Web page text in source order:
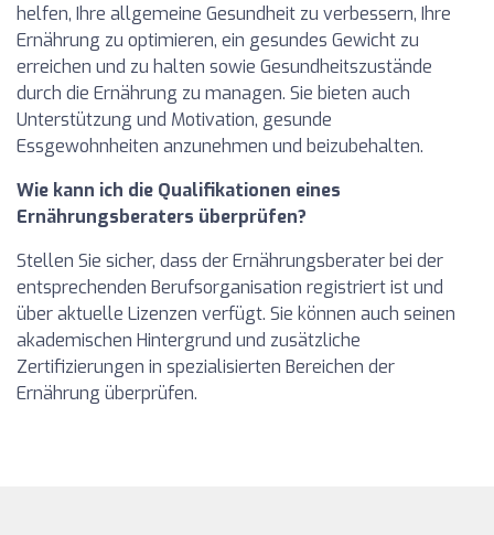
helfen, Ihre allgemeine Gesundheit zu verbessern, Ihre
Ernährung zu optimieren, ein gesundes Gewicht zu
erreichen und zu halten sowie Gesundheitszustände
durch die Ernährung zu managen. Sie bieten auch
Unterstützung und Motivation, gesunde
Essgewohnheiten anzunehmen und beizubehalten.
Wie kann ich die Qualifikationen eines
Ernährungsberaters überprüfen?
Stellen Sie sicher, dass der Ernährungsberater bei der
entsprechenden Berufsorganisation registriert ist und
über aktuelle Lizenzen verfügt. Sie können auch seinen
akademischen Hintergrund und zusätzliche
Zertifizierungen in spezialisierten Bereichen der
Ernährung überprüfen.